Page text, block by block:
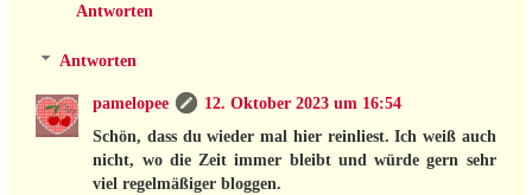
Antworten
Antworten
pamelopee
12. Oktober 2023 um 16:54
Schön, dass du wieder mal hier reinliest. Ich weiß auch
nicht, wo die Zeit immer bleibt und würde gern sehr
viel regelmäßiger bloggen.